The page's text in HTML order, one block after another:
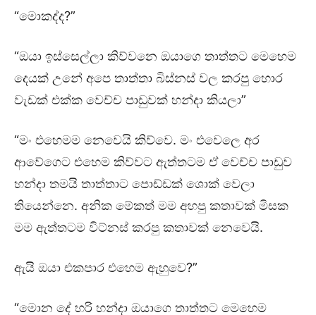
“මොකද්ද?”
“ඔයා ඉස්සෙල්ලා කිව්වනෙ ඔයාගෙ තාත්තට මෙහෙම
දෙයක් උනේ අපෙ තාත්තා බිස්නස් වල කරපු හොර
වැඩක් එක්ක වෙච්ච පාඩුවක් හන්දා කියලා”
“මං එහෙමම නෙවෙයි කිව්වෙ. මං එවෙලෙ අර
ආවේගෙට එහෙම කිව්වට ඇත්තටම ඒ වෙච්ච පාඩුව
හන්දා තමයි තාත්තාට පොඩ්ඩක් ශොක් වෙලා
තියෙන්නෙ. අනික මේකත් මම අහපු කතාවක් මිසක
මම ඇත්තටම විට්නස් කරපු කතාවක් නෙවෙයි.
ඇයි ඔයා එකපාර එහෙම ඇහුවෙ?”
“මොන දේ හරි හන්දා ඔයාගෙ තාත්තට මෙහෙම